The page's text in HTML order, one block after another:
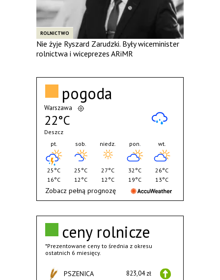
ROLNICTWO
Nie żyje Ryszard Zarudzki. Były wiceminister
rolnictwa i wiceprezes ARiMR
ceny rolnicze
*Prezentowane ceny to średnia z okresu
ostatnich 6 miesięcy.
PSZENICA 823,04 zł
pogoda
Warszawa
22°C
Deszcz
pt.
25°C
16°C
sob.
25°C
12°C
niedz.
27°C
12°C
pon.
32°C
19°C
wt.
26°C
13°C
Zobacz pełną prognozę